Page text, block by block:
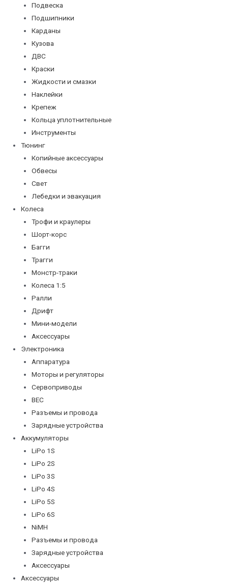
Подвеска
Подшипники
Карданы
Кузова
ДВС
Краски
Жидкости и смазки
Наклейки
Крепеж
Кольца уплотнительные
Инструменты
Тюнинг
Копийные аксессуары
Обвесы
Свет
Лебедки и эвакуация
Колеса
Трофи и краулеры
Шорт-корс
Багги
Трагги
Монстр-траки
Колеса 1:5
Ралли
Дрифт
Мини-модели
Аксессуары
Электроника
Аппаратура
Моторы и регуляторы
Сервоприводы
BEC
Разъемы и провода
Зарядные устройства
Аккумуляторы
LiPo 1S
LiPo 2S
LiPo 3S
LiPo 4S
LiPo 5S
LiPo 6S
NiMH
Разъемы и провода
Зарядные устройства
Аксессуары
Аксессуары